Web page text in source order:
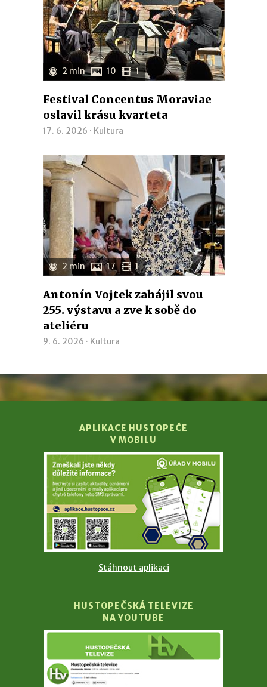
2 min 10 1
Festival Concentus Moraviae
oslavil krásu kvarteta
17. 6. 2026 · Kultura
2 min 17 1
Antonín Vojtek zahájil svou
255. výstavu a zve k sobě do
ateliéru
9. 6. 2026 · Kultura
APLIKACE HUSTOPEČE
V MOBILU
Stáhnout aplikaci
HUSTOPEČSKÁ TELEVIZE
NA YOUTUBE